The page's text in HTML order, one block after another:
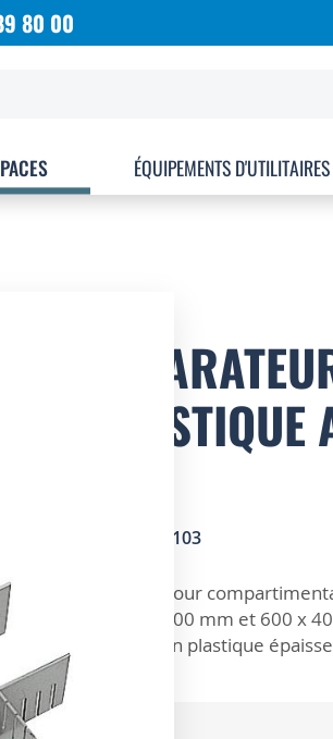
80 00
ÉQUIPEMENTS D'UTILITAIRES
2600103
Pour
300 mm et 600 x
En plastique